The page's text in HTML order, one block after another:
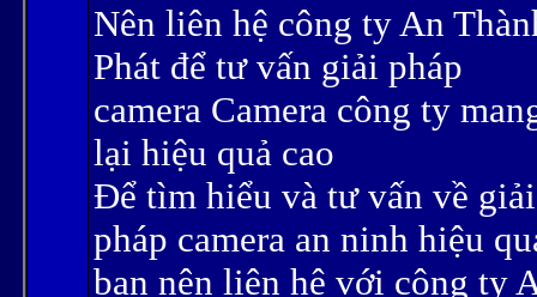
Nên liên hệ công ty An
Phát để tư vấn giải pháp
camera Camera công ty
lại hiệu quả cao
Để tìm hiểu và tư vấn về giải
pháp camera an ninh hiệu
bạn nên liên hệ với công ty